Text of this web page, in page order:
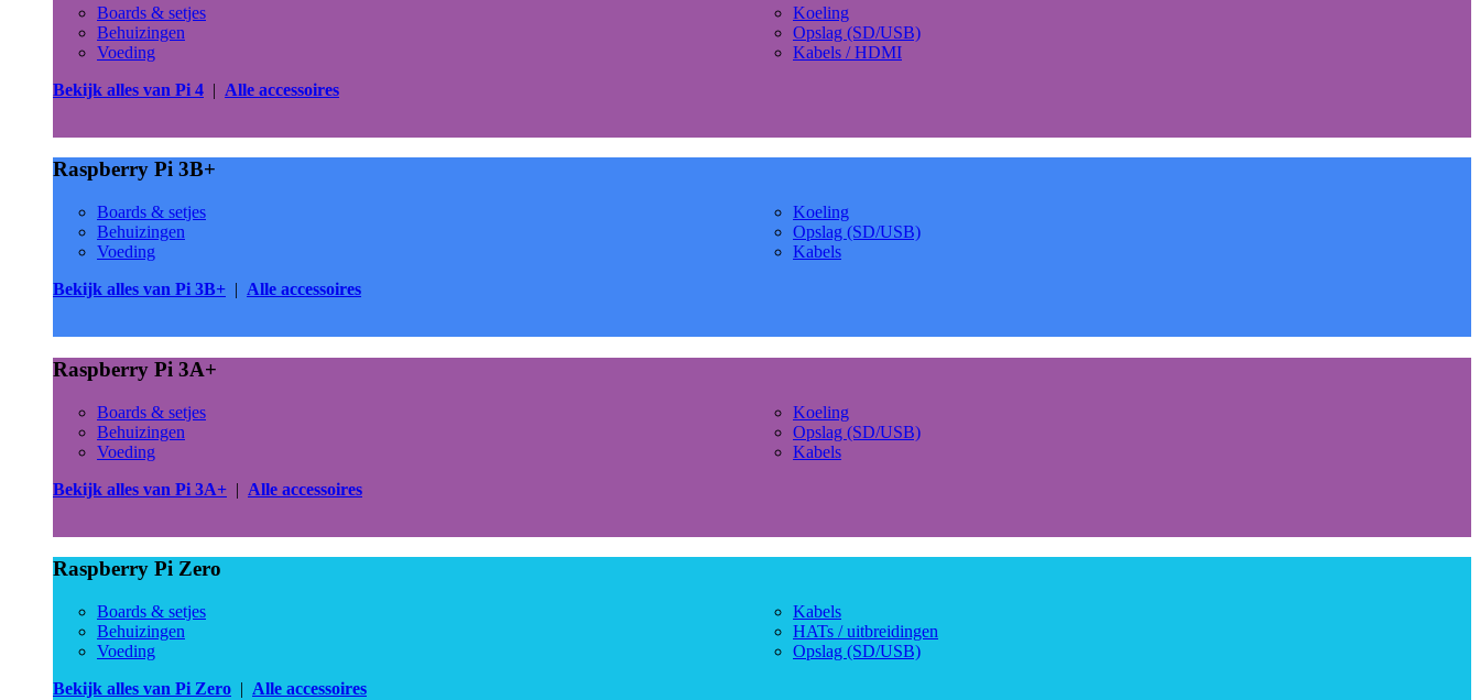
Boards & setjes
Behuizingen
Voeding
Koeling
Opslag (SD/USB)
Kabels / HDMI
Bekijk alles van Pi 4 | Alle accessoires
Raspberry Pi 3B+
Boards & setjes
Behuizingen
Voeding
Koeling
Opslag (SD/USB)
Kabels
Bekijk alles van Pi 3B+ | Alle accessoires
Raspberry Pi 3A+
Boards & setjes
Behuizingen
Voeding
Koeling
Opslag (SD/USB)
Kabels
Bekijk alles van Pi 3A+ | Alle accessoires
Raspberry Pi Zero
Boards & setjes
Behuizingen
Voeding
Kabels
HATs / uitbreidingen
Opslag (SD/USB)
Bekijk alles van Pi Zero | Alle accessoires